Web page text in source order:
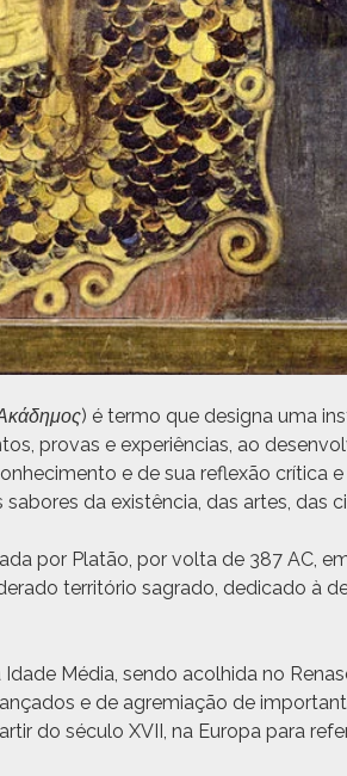
) é ter­mo que des­igna uma
provas e exper­iên­cias, ao
e de sua reflexão críti­ca
da existên­cia, das artes, das
por Platão, por vol­ta de 387 AC,
ter­ritório sagra­do, ded­i­ca­do à
Média, sendo acol­hi­da no
e de agremi­ação de
do sécu­lo XVII, na Europa para